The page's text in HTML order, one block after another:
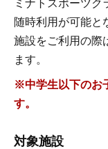
ミナトスポーツク
随時利用が可能と
施設をご利用の際
ます。
※中学生以下のお
す。
対象施設